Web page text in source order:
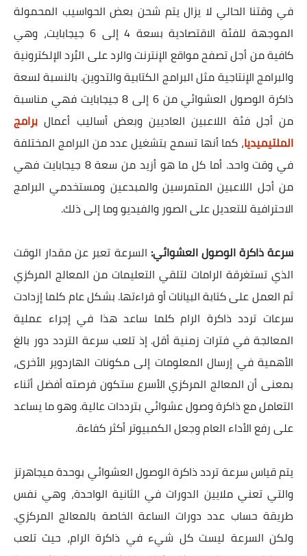
في وقتنا الحالي لا يزال يتم شحن بعض الحواسيب المحمولة
الموجهة للفئة الاقتصادية بسعة 4 إلى 6 جيجابايت، وهي
كافية من أجل تصفح مواقع الإنترنت والرد على البُرد الإلكترونية
والبرامج الإنتاجية مثل البرامج الكتابية والتدوين. بالنسبة لسعة
ذاكرة الوصول العشوائي من 6 إلى 8 جيجابايت فهي مناسبة
من أجل فئة اللاعبين العاديين وبعض أساليب أعمال برامج
الملتيميديا، كما أنها تسمح بتشغيل عدد من البرامج المختلفة
في وقت واحد. أما كل ما هو أزيد من سعة 8 جيجابايت فهي
من أجل اللاعبين المتمرسين والمبدعين ومستخدمي البرامج
الاحترافية للتعديل على الصور والفيديو وما إلى ذلك.
سرعة ذاكرة الوصول العشوائي: السرعة تعبر عن مقدار الوقت
الذي تستغرقة الرامات لتلقي التعليمات من المعالج المركزي
ثم العمل على كتابة البيانات أو قراءتها. بشكل عام كلما إزدادت
سرعات تردد ذاكرة الرام كلما ساعد هذا في إجراء عملية
المعالجة في فترات زمنية أقل. إذ تلعب سرعة التردد دور بالغ
الأهمية في إرسال المعلومات إلى مكونات الهاردوير الأخرى،
بمعنى أن المعالج المركزي الأسرع ستكون فرصته أفضل أثناء
التعامل مع ذاكرة وصول عشوائي بترددات عالية. وهو ما يساعد
على رفع الأداء العام وجعل الكمبيوتر أكثر كفاءة.
يتم قياس سرعة تردد ذاكرة الوصول العشوائي بوحدة ميجاهرتز
والتي تعني ملايين الدورات في الثانية الواحدة، وهي نفس
طريقة حساب عدد دورات الساعة الخاصة بالمعالج المركزي.
ولكن السرعة ليست كل شيء في ذاكرة الرام، حيث تلعب